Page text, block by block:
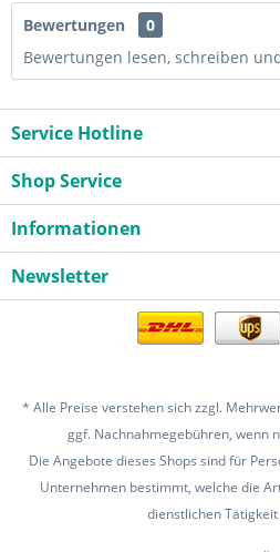
Bewertungen
0
Bewertungen lesen, schreiben
Service Hotline
Shop Service
Informationen
Newsletter
* Alle Preise verstehen sich zzgl.
ggf. Nachnahmegebühren, wenn
Die Angebote dieses Shops sind für
Unternehmen bestimmt, welche die
dienstlichen